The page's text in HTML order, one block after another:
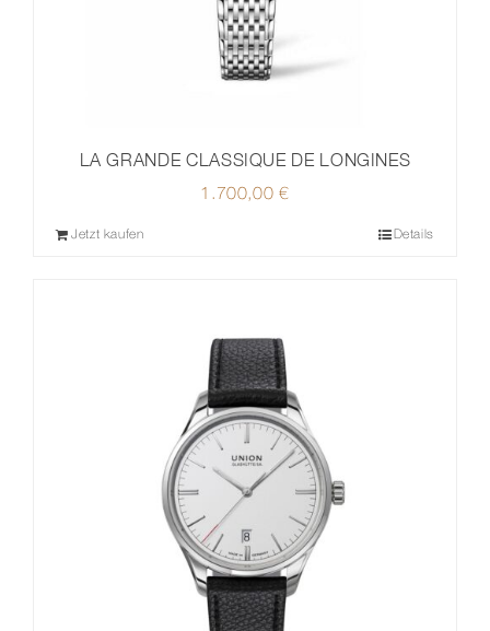
LA GRANDE CLASSIQUE DE LONGINES
1.700,00€
Jetzt kaufen Details